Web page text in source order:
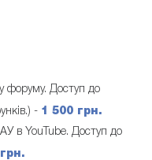
форуму. Доступ до
- 1 500 грн.
в YouTube. Доступ до